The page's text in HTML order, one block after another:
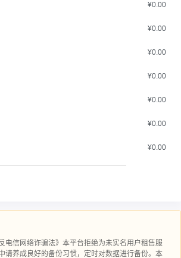
¥0.00
¥0.00
¥0.00
¥0.00
¥0.00
¥0.00
¥0.00
电信网络诈骗法》本平台拒绝为未实名用户租售服
份备‬。本